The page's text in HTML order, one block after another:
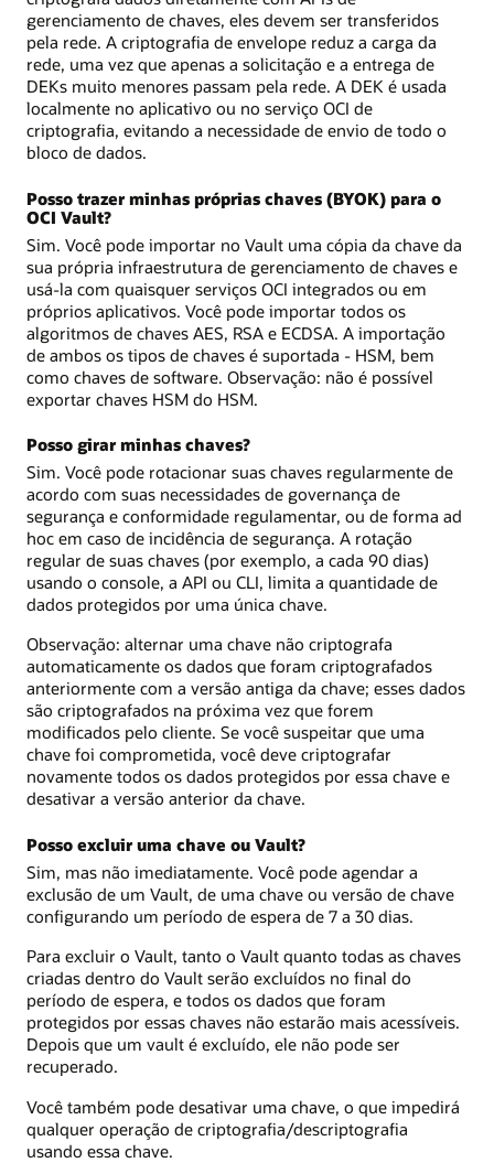
gerenciamento de chaves, eles devem ser transferidos
pela rede. A criptografia de envelope reduz a carga da
rede, uma vez que apenas a solicitação e a entrega de
DEKs muito menores passam pela rede. A DEK é usada
localmente no aplicativo ou no serviço OCI de
criptografia, evitando a necessidade de envio de todo o
bloco de dados.
Posso trazer minhas próprias chaves (BYOK) para o
OCI Vault?
Sim. Você pode importar no Vault uma cópia da chave da
sua própria infraestrutura de gerenciamento de chaves e
usá-la com quaisquer serviços OCI integrados ou em
próprios aplicativos. Você pode importar todos os
algoritmos de chaves AES, RSA e ECDSA. A importação
de ambos os tipos de chaves é suportada - HSM, bem
como chaves de software. Observação: não é possível
exportar chaves HSM do HSM.
Posso girar minhas chaves?
Sim. Você pode rotacionar suas chaves regularmente de
acordo com suas necessidades de governança de
segurança e conformidade regulamentar, ou de forma ad
hoc em caso de incidência de segurança. A rotação
regular de suas chaves (por exemplo, a cada 90 dias)
usando o console, a API ou CLI, limita a quantidade de
dados protegidos por uma única chave.
Observação: alternar uma chave não criptografa
automaticamente os dados que foram criptografados
anteriormente com a versão antiga da chave; esses dados
são criptografados na próxima vez que forem
modificados pelo cliente. Se você suspeitar que uma
chave foi comprometida, você deve criptografar
novamente todos os dados protegidos por essa chave e
desativar a versão anterior da chave.
Posso excluir uma chave ou Vault?
Sim, mas não imediatamente. Você pode agendar a
exclusão de um Vault, de uma chave ou versão de chave
configurando um período de espera de 7 a 30 dias.
Para excluir o Vault, tanto o Vault quanto todas as chaves
criadas dentro do Vault serão excluídos no final do
período de espera, e todos os dados que foram
protegidos por essas chaves não estarão mais acessíveis.
Depois que um vault é excluído, ele não pode ser
recuperado.
Você também pode desativar uma chave, o que impedirá
qualquer operação de criptografia/descriptografia
usando essa chave.